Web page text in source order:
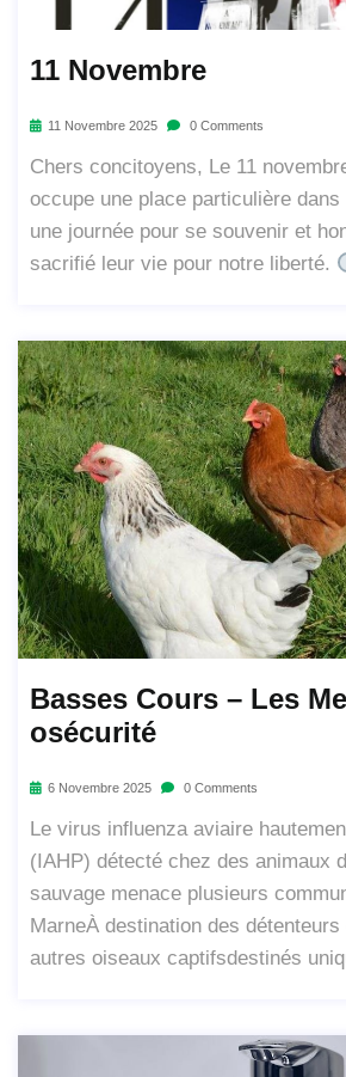
11 Novembre
11 Novembre 2025 0 Comments
Chers concitoyens, Le 11
occupe une place particulière
une journée pour se souvenir et
sacrifié leur vie pour notre liberté.
Basses Cours – Les
Osécurité
6 Novembre 2025 0 Comments
Le virus influenza aviaire
(IAHP) détecté chez des animaux
sauvage menace plusieurs
MarneÀ destination des
autres oiseaux captifsdestinés